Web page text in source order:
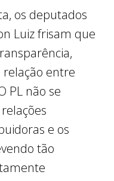
os deputados
Luiz frisam que
relação entre
PL não se
e os
tão